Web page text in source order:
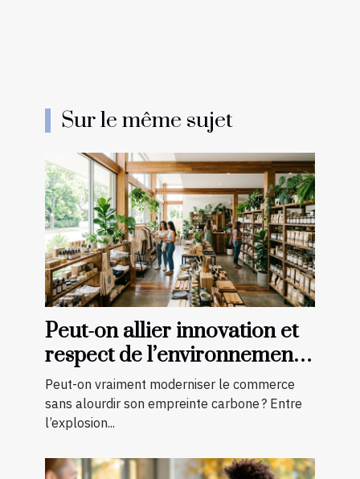
Sur le même sujet
Peut-on allier innovation et
respect de l’environnement
en boutique ?
Peut-on vraiment moderniser le commerce
sans alourdir son empreinte carbone ? Entre
l’explosion...